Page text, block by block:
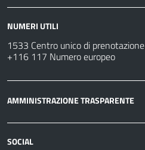
NUMERI UTILI
1533 Centro unico di prenotazione
+116 117 Numero europeo
AMMINISTRAZIONE TRASPARENTE
SOCIAL